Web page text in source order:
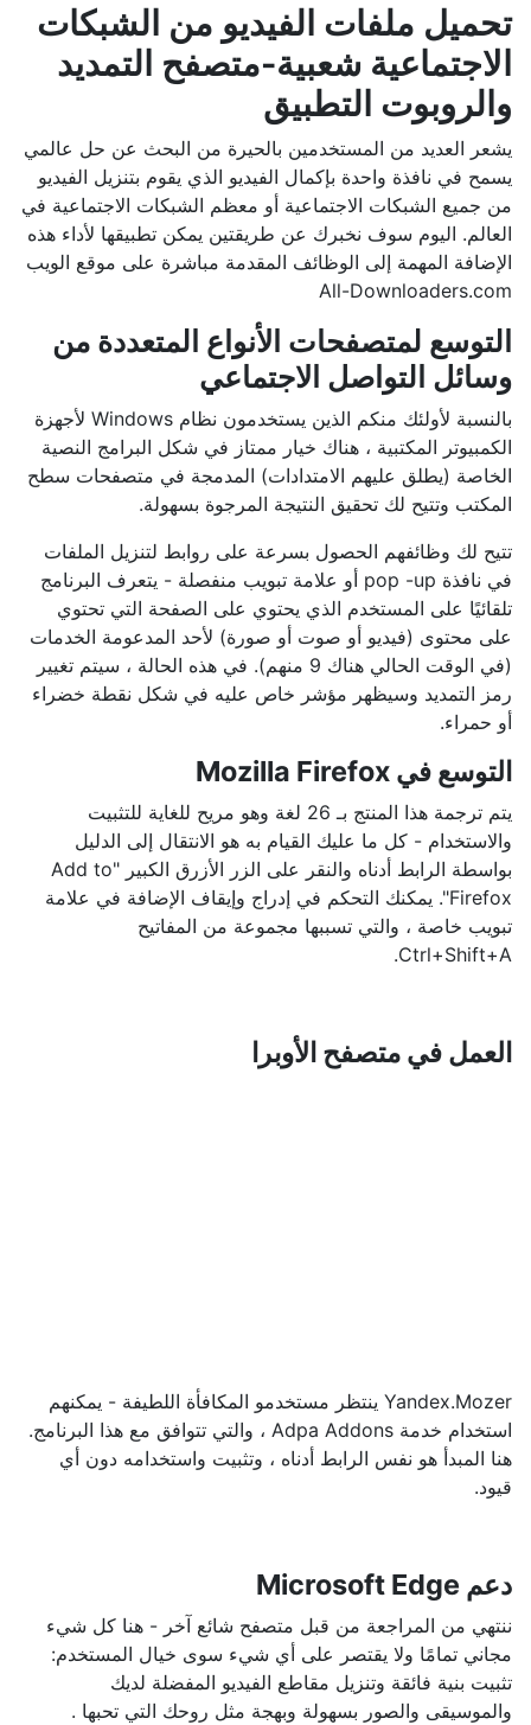
تحميل ملفات الفيديو من الشبكات
الاجتماعية شعبية-متصفح التمديد
والروبوت التطبيق
يشعر العديد من المستخدمين بالحيرة من البحث عن حل عالمي
يسمح في نافذة واحدة بإكمال الفيديو الذي يقوم بتنزيل الفيديو
من جميع الشبكات الاجتماعية أو معظم الشبكات الاجتماعية في
العالم. اليوم سوف نخبرك عن طريقتين يمكن تطبيقها لأداء هذه
الإضافة المهمة إلى الوظائف المقدمة مباشرة على موقع الويب
All-Downloaders.com
التوسع لمتصفحات الأنواع المتعددة من
وسائل التواصل الاجتماعي
بالنسبة لأولئك منكم الذين يستخدمون نظام Windows لأجهزة
الكمبيوتر المكتبية ، هناك خيار ممتاز في شكل البرامج النصية
الخاصة (يطلق عليهم الامتدادات) المدمجة في متصفحات سطح
المكتب وتتيح لك تحقيق النتيجة المرجوة بسهولة.
تتيح لك وظائفهم الحصول بسرعة على روابط لتنزيل الملفات
في نافذة pop -up أو علامة تبويب منفصلة - يتعرف البرنامج
تلقائيًا على المستخدم الذي يحتوي على الصفحة التي تحتوي
على محتوى (فيديو أو صوت أو صورة) لأحد المدعومة الخدمات
(في الوقت الحالي هناك 9 منهم). في هذه الحالة ، سيتم تغيير
رمز التمديد وسيظهر مؤشر خاص عليه في شكل نقطة خضراء
أو حمراء.
التوسع في Mozilla Firefox
يتم ترجمة هذا المنتج بـ 26 لغة وهو مريح للغاية للتثبيت
والاستخدام - كل ما عليك القيام به هو الانتقال إلى الدليل
بواسطة الرابط أدناه والنقر على الزر الأزرق الكبير "Add to
Firefox". يمكنك التحكم في إدراج وإيقاف الإضافة في علامة
تبويب خاصة ، والتي تسببها مجموعة من المفاتيح
Ctrl+Shift+A.
العمل في متصفح الأوبرا
Yandex.Mozer ينتظر مستخدمو المكافأة اللطيفة - يمكنهم
استخدام خدمة Adpa Addons ، والتي تتوافق مع هذا البرنامج.
هنا المبدأ هو نفس الرابط أدناه ، وتثبيت واستخدامه دون أي
قيود.
دعم Microsoft Edge
ننتهي من المراجعة من قبل متصفح شائع آخر - هنا كل شيء
مجاني تمامًا ولا يقتصر على أي شيء سوى خيال المستخدم:
تثبيت بنية فائقة وتنزيل مقاطع الفيديو المفضلة لديك
والموسيقى والصور بسهولة وبهجة مثل روحك التي تحبها .